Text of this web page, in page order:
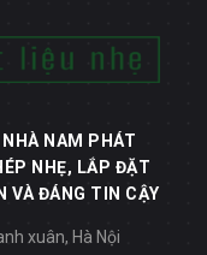
NAM PHÁT
NHẸ, LẮP ĐẶT
VÀ ĐÁNG TIN CẬY
xuân, Hà Nội